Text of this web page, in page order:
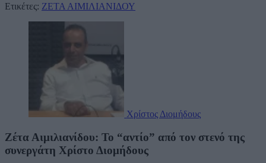
Ετικέτες: ΖΕΤΑ ΑΙΜΙΛΙΑΝΙΔΟΥ
Χρίστος Διομήδους
Ζέτα Αιμιλιανίδου: Το “αντίο” από τον στενό της
συνεργάτη Χρίστο Διομήδους